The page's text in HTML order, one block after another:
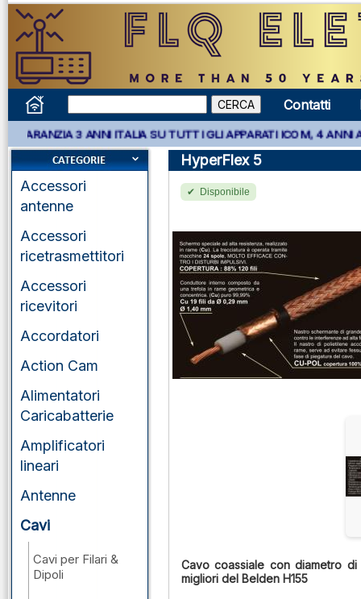
Contatti
GARANZIA 3 ANNI ITALIA SU TUTTI GLI APPARATI ICOM, 4 ANNI
Accessori
antenne
Accessori
ricetrasmettitori
Accessori
ricevitori
Accordatori
Action Cam
Alimentatori
Caricabatterie
Amplificatori
lineari
Antenne
Cavi
Cavi per Filari &
Dipoli
HyperFlex 5
Disponibile
Cavo coassiale con diametro
migliori del Belden H155